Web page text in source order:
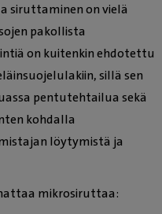
siruttaminen on vielä
pakollista
on kuitenkin ehdotettu
sillä sen
pentutehtailua sekä
kohdalla
löytymistä ja
mikrosiruttaa: